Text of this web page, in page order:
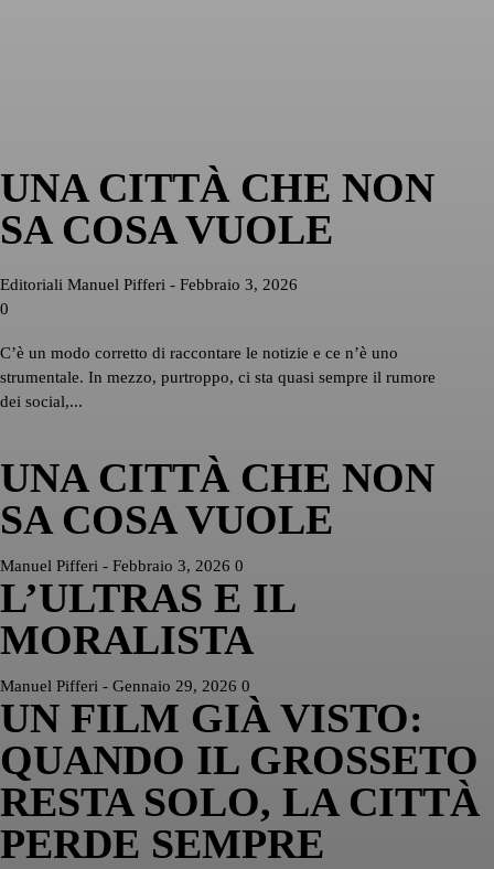
UNA CITTÀ CHE NON
SA COSA VUOLE
Editoriali Manuel Pifferi - Febbraio 3, 2026
0
C’è un modo corretto di raccontare le notizie e ce n’è uno
strumentale. In mezzo, purtroppo, ci sta quasi sempre il rumore
dei social,...
UNA CITTÀ CHE NON
SA COSA VUOLE
Manuel Pifferi - Febbraio 3, 2026 0
L’ULTRAS E IL
MORALISTA
Manuel Pifferi - Gennaio 29, 2026 0
UN FILM GIÀ VISTO:
QUANDO IL GROSSETO
RESTA SOLO, LA CITTÀ
PERDE SEMPRE